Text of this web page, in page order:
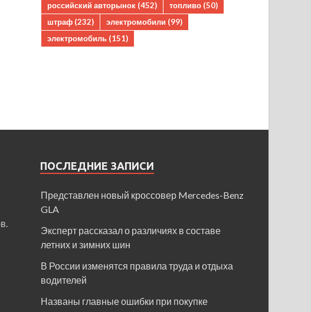
российский авторынок (452) топливо (50)
штраф (232) электромобили (99)
электромобиль (151)
ПОСЛЕДНИЕ ЗАПИСИ
Представлен новый кроссовер Mercedes-Benz
GLA
Эксперт рассказал о различиях в составе
летних и зимних шин
В России изменятся правила труда и отдыха
водителей
Названы главные ошибки при покупке